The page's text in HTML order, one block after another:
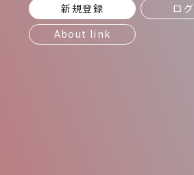
新規登録
ロ
About link